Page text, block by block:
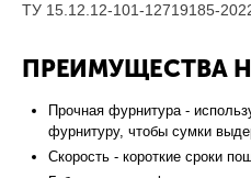
ТУ 15.12.12-101-12719185-
ПРЕИМУЩЕСТВА
Прочная фурнитура -
фурнитуру, чтобы сумки
Скорость - короткие сроки